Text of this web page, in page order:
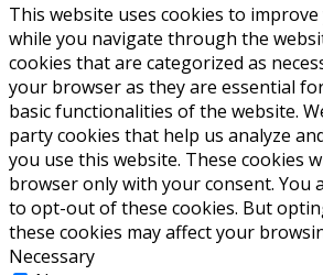
This website uses cookies to
while you navigate through the
cookies that are categorized as
your browser as they are essential
basic functionalities of the website.
party cookies that help us analyze
you use this website. These cookies
browser only with your consent. You
to opt-out of these cookies. But
these cookies may affect your
Necessary